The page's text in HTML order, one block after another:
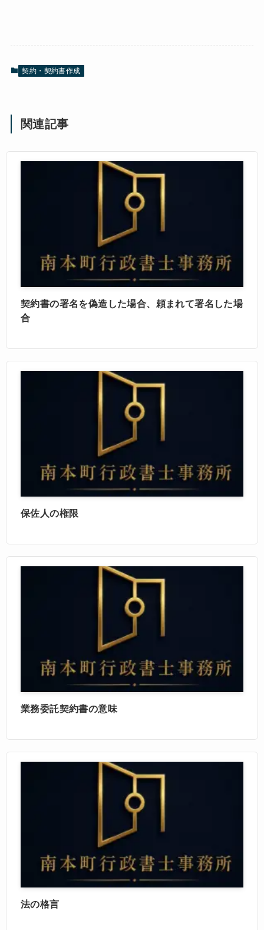
契約・契約書作成
関連記事
契約書の署名を偽造した場合、頼まれて署名した場
合
保佐人の権限
業務委託契約書の意味
法の格言